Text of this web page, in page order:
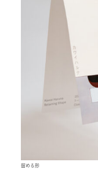
留める形